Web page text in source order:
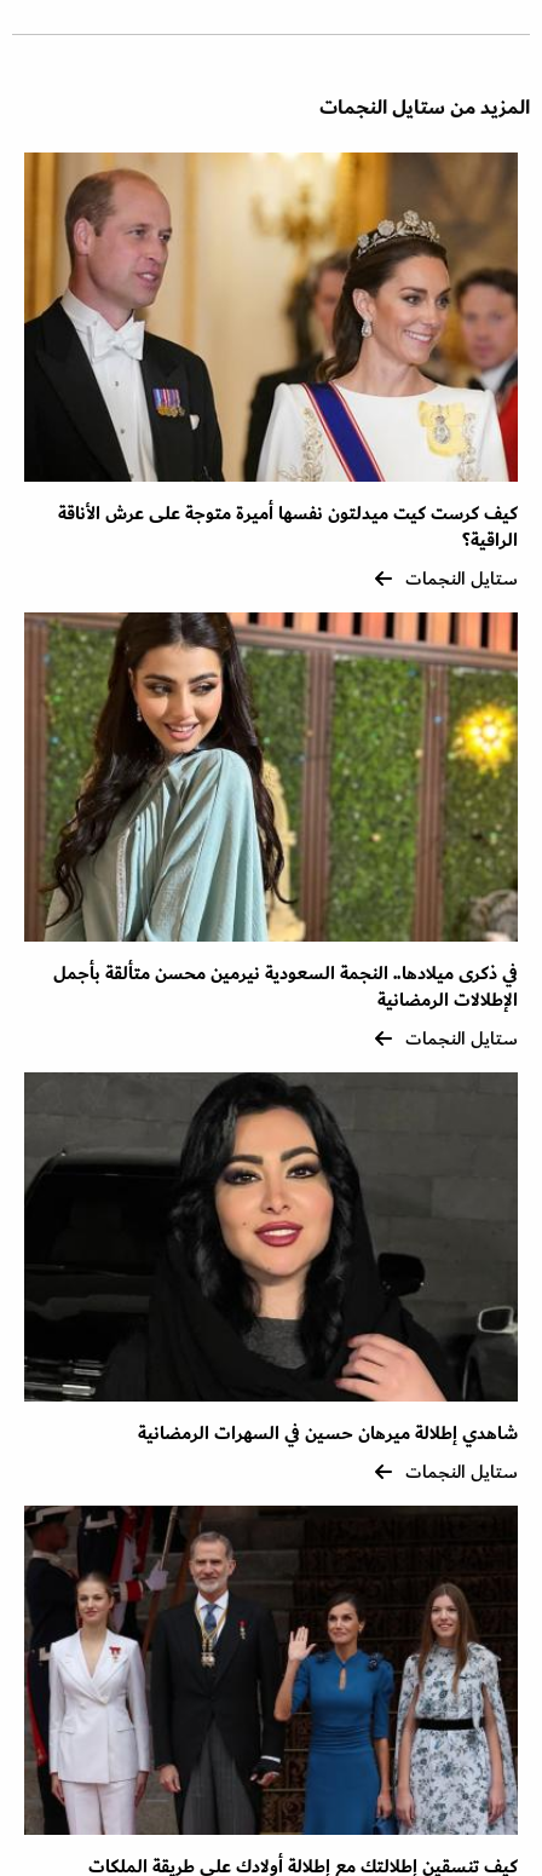
المزيد من ستايل النجمات
كيف كرست كيت ميدلتون نفسها أميرة متوجة على عرش الأناقة
الراقية؟
ستايل النجمات
في ذكرى ميلادها.. النجمة السعودية نيرمين محسن متألقة بأجمل
الإطلالات الرمضانية
ستايل النجمات
شاهدي إطلالة ميرهان حسين في السهرات الرمضانية
ستايل النجمات
كيف تنسقين إطلالتك مع إطلالة أولادك على طريقة الملكات